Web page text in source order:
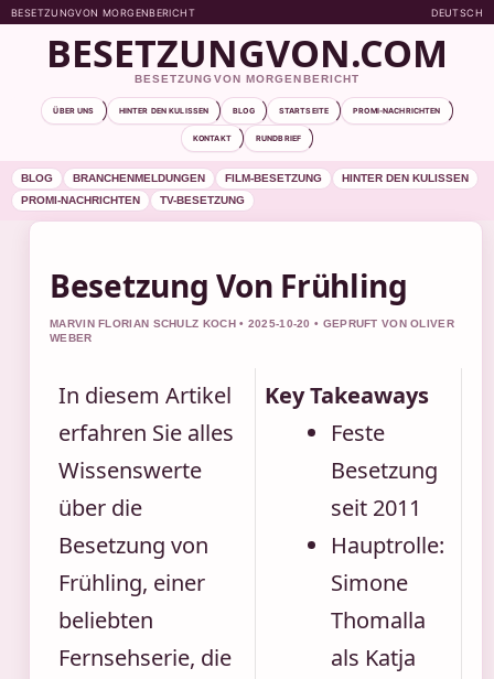
BESETZUNGVON MORGENBERICHT DEUTSCH
BESETZUNGVON.COM
BESETZUNGVON MORGENBERICHT
ÜBER UNS HINTER DEN KULISSEN BLOG STARTSEITE PROMI-NACHRICHTEN
KONTAKT RUNDBRIEF
BLOG BRANCHENMELDUNGEN FILM-BESETZUNG
HINTER DEN KULISSEN
PROMI-NACHRICHTEN
TV-BESETZUNG
Besetzung Von Frühling
MARVIN FLORIAN SCHULZ KOCH • 2025-10-20 • GEPRUFT VON OLIVER
WEBER
In diesem Artikel
erfahren Sie alles
Wissenswerte
über die
Besetzung von
Frühling, einer
beliebten
Fernsehserie, die
Key Takeaways
Feste
Besetzung
seit 2011
Hauptrolle:
Simone
Thomalla
als Katja